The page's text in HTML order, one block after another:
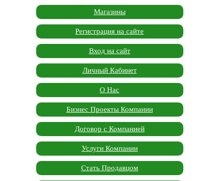
Магазины
Регистрация на сайте
Вход на сайт
Личный Кабинет
О Нас
Бизнес Проекты Компании
Договор с Компанией
Услуги Компании
Стать Продавцом